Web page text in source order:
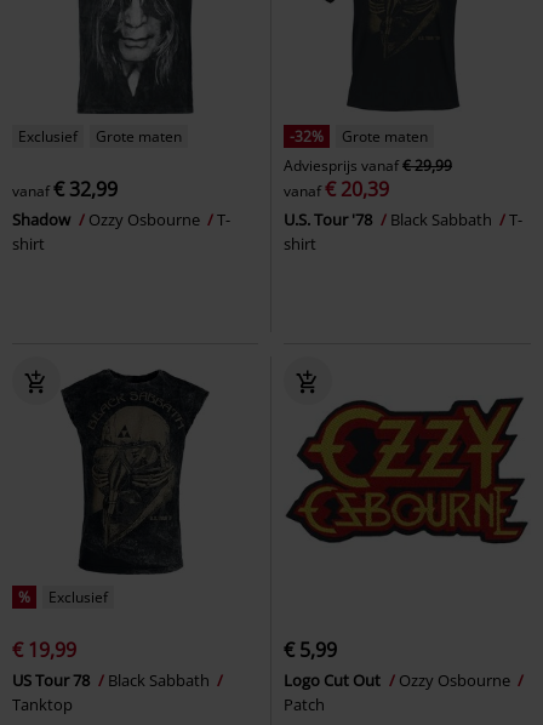
Exclusief Grote maten
vanaf€ 32,99
Shadow Ozzy Osbourne
T-
shirt
-32%
Grote maten
Adviesprijs vanaf€ 29,99
vanaf€ 20,39
U.S. Tour '78 Black Sabbath
T-
shirt
% Exclusief
€ 19,99
US Tour 78
Black Sabbath
Tanktop
€ 5,99
Logo Cut Out
Ozzy Osbourne
Patch